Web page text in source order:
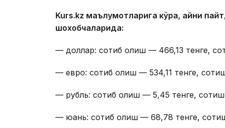
Kurs.kz маълумотларига кўра, айни
шохобчаларида:
— доллар: сотиб олиш — 466,13 тенге,
— евро: сотиб олиш — 534,11 тенге,
— рубль: сотиб олиш — 5,45 тенге,
— юань: сотиб олиш — 68,78 тенге,